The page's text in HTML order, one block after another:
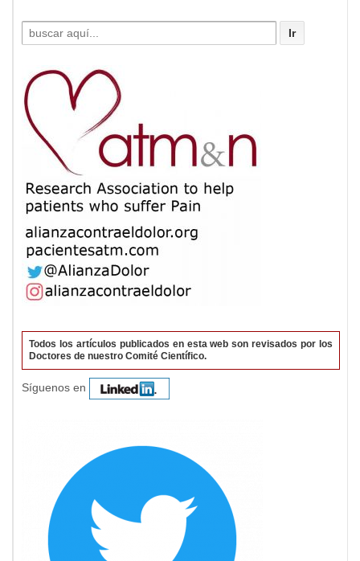
Buscar
por:
Todos los artículos publicados en esta web son revisados por los
Doctores de nuestro Comité Científico.
Síguenos en